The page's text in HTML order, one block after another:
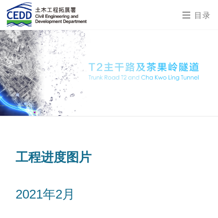
目录
工程进度图片
2021年2月